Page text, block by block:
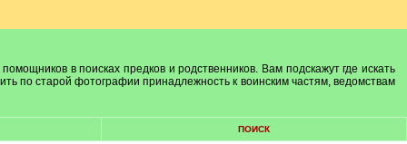
в поисках предков и родственников. Вам подскажут где искать
по старой фотографии принадлежность к воинским частям, ведомствам
ПОИСК